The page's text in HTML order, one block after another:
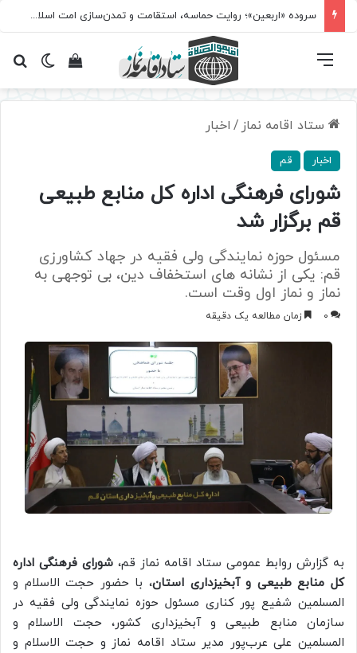
سروده‌ «اربعین»؛ روایت حماسه، استقامت و تمدن‌سازی امت اسلامی
تغییرمشاهده فهرست
ستاد اقامه نماز / اخبار
اخبار قم
شورای فرهنگی اداره کل منابع طبیعی
قم برگزار شد
مسئول حوزه نمایندگی ولی فقیه در جهاد کشاورزی
قم: یکی از نشانه های استخفاف دین، بی توجهی به
نماز و نماز اول وقت است.
0 زمان مطالعه یک دقیقه
به گزارش روابط عمومی ستاد اقامه نماز قم، شورای فرهنگی اداره
کل منابع طبیعی و آبخیزداری استان، با حضور حجت الاسلام و
المسلمین شفیع پور کناری مسئول حوزه نمایندگی ولی فقیه در
سازمان منابع طبیعی و آبخیزداری کشور، حجت الاسلام و
المسلمین علی عرب‌پور مدیر ستاد اقامه نماز و حجت الاسلام و